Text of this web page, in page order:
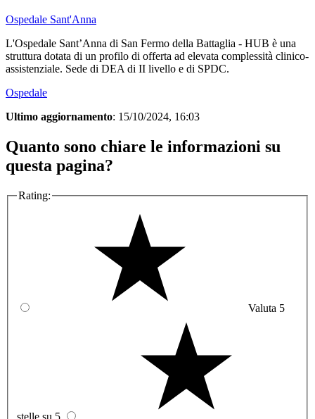
Ospedale Sant'Anna
L'Ospedale Sant’Anna di San Fermo della Battaglia - HUB è una
struttura dotata di un profilo di offerta ad elevata complessità clinico-
assistenziale. Sede di DEA di II livello e di SPDC.
Ospedale
Ultimo aggiornamento: 15/10/2024, 16:03
Quanto sono chiare le informazioni su
questa pagina?
Rating:
Valuta 5
stelle su 5